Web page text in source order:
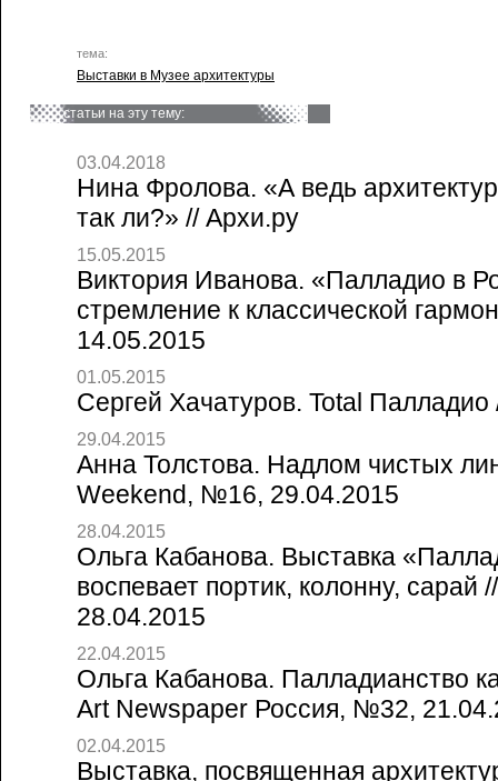
тема:
Выставки в Музее архитектуры
статьи на эту тему:
03.04.2018
Нина Фролова. «А ведь
так ли?» // Архи.ру
15.05.2015
Виктория Иванова. «Палладио в
стремление к классической
14.05.2015
01.05.2015
Сергей Хачатуров. Total Палладио
29.04.2015
Анна Толстова. Надлом чистых
Weekend, №16, 29.04.2015
28.04.2015
Ольга Кабанова. Выставка
воспевает портик, колонну,
28.04.2015
22.04.2015
Ольга Кабанова. Палладианство
Art Newspaper Россия, №32,
02.04.2015
Выставка, посвященная